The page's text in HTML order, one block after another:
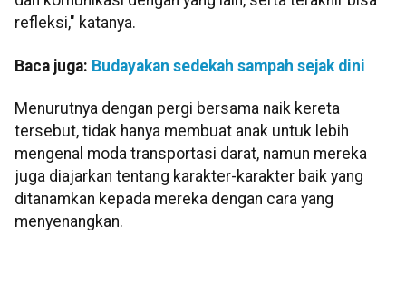
refleksi," katanya.
Baca juga: Budayakan sedekah sampah sejak dini
Menurutnya dengan pergi bersama naik kereta
tersebut, tidak hanya membuat anak untuk lebih
mengenal moda transportasi darat, namun mereka
juga diajarkan tentang karakter-karakter baik yang
ditanamkan kepada mereka dengan cara yang
menyenangkan.